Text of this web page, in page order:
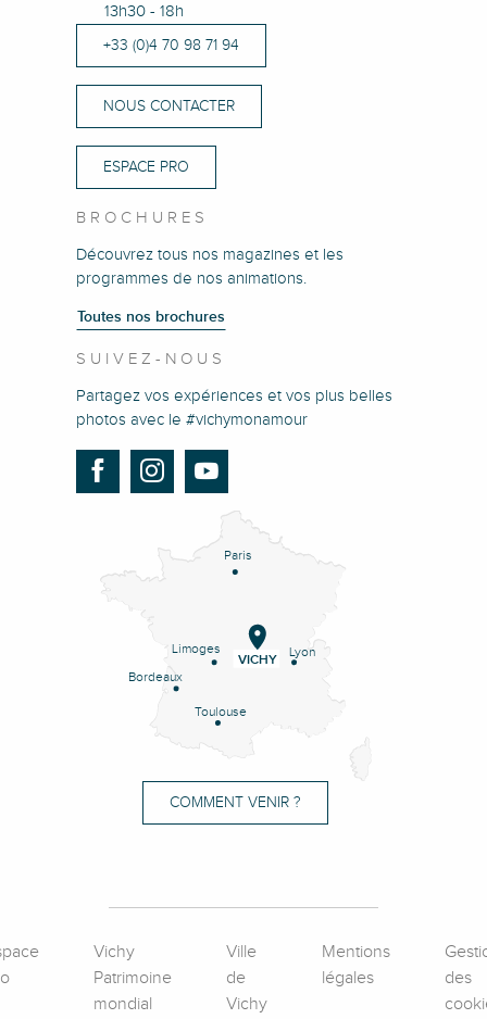
13h30 - 18h
+33 (0)4 70 98 71 94
NOUS CONTACTER
ESPACE PRO
BROCHURES
Découvrez tous nos magazines et les
programmes de nos animations.
Toutes nos brochures
SUIVEZ-NOUS
Partagez vos expériences et vos plus belles
photos avec le #vichymonamour
Paris
Lyon
Limoges
Bordeaux
Toulouse
VICHY
COMMENT VENIR ?
Vichy
Patrimoine
mondial
Ville
de
Vichy
Mentions
légales
des